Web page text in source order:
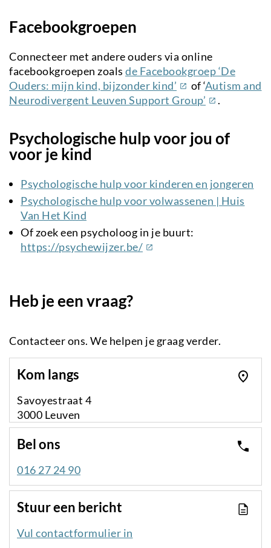
Facebookgroepen
Connecteer met andere ouders via online
facebookgroepen zoals de Facebookgroep ‘De
Ouders: mijn kind, bijzonder kind’ (externe
link)
of ‘Autism and
Neurodivergent Leuven Support Group’ (externe
.
Psychologische hulp voor jou of
voor je kind
Psychologische hulp voor kinderen en jongeren
Psychologische hulp voor volwassenen | Huis
Van Het Kind
Of zoek een psycholoog in je buurt:
https://psychewijzer.be/(externe
Heb je een vraag?
Contacteer ons. We helpen je graag verder.
Kom langs
Savoyestraat 4
3000 Leuven
Bel ons
016 27 24 90
Stuur een bericht
Vul contactformulier in